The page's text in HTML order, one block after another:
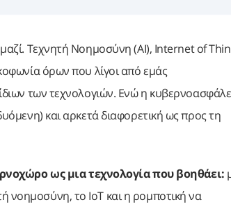
μαζί. Τεχνητή Νοημοσύνη (AI), Internet of
όρων που λίγοι από εμάς
των τεχνολογιών. Ενώ η
και αρκετά διαφορετική ως προς τη
ως μια τεχνολογία που βοηθάει:
νοημοσύνη, το IoT και η ρομποτική να